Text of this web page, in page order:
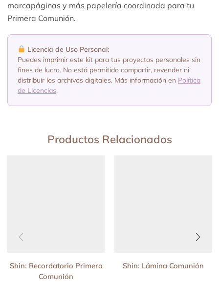
marcapáginas y más papelería coordinada para tu
Primera Comunión.
Licencia de Uso Personal:
Puedes imprimir este kit para tus proyectos personales sin
fines de lucro. No está permitido compartir, revender ni
distribuir los archivos digitales. Más información en Política
de Licencias.
Productos Relacionados
Shin: Recordatorio Primera
Comunión
Shin: Lámina Comunión